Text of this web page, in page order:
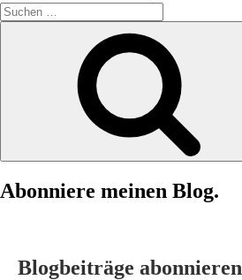
Suchen
nach:
Abonniere meinen Blog.
Blogbeiträge abonnieren